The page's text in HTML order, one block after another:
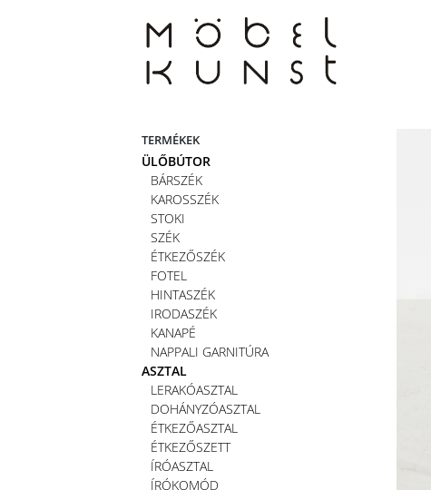
TERMÉKEK
ÜLŐBÚTOR
BÁRSZÉK
KAROSSZÉK
STOKI
SZÉK
ÉTKEZŐSZÉK
FOTEL
HINTASZÉK
IRODASZÉK
KANAPÉ
NAPPALI GARNITÚRA
ASZTAL
LERAKÓASZTAL
DOHÁNYZÓASZTAL
ÉTKEZŐASZTAL
ÉTKEZŐSZETT
ÍRÓASZTAL
ÍRÓKOMÓD